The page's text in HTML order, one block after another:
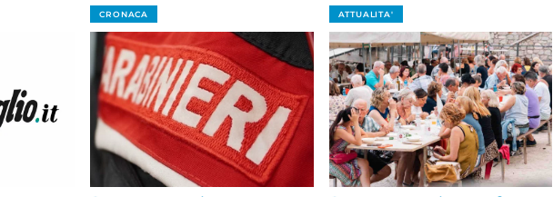
CRONACA ATTUALITA'